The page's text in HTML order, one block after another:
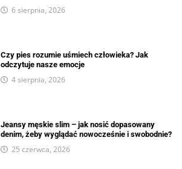
6 sierpnia, 2026
Czy pies rozumie uśmiech człowieka? Jak
odczytuje nasze emocje
4 sierpnia, 2026
Jeansy męskie slim – jak nosić dopasowany
denim, żeby wyglądać nowocześnie i swobodnie?
25 czerwca, 2026